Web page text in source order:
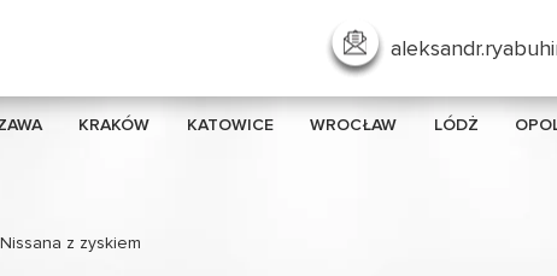
KRAKÓW KATOWICE WROCŁAW LÓDŻ
z zyskiem